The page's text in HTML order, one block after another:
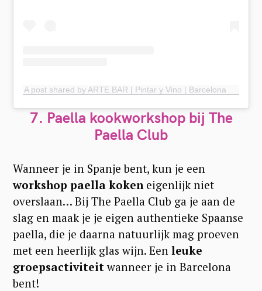
7. Paella kookworkshop bij The
Paella Club
Wanneer je in Spanje bent, kun je een
workshop paella koken eigenlijk niet
overslaan… Bij The Paella Club ga je aan de
slag en maak je je eigen authentieke Spaanse
paella, die je daarna natuurlijk mag proeven
met een heerlijk glas wijn. Een leuke
groepsactiviteitwanneer je in Barcelona
bent!